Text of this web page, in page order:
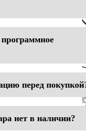
перед
нет в наличии?